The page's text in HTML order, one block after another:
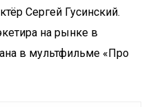
Сергей Гусинский.
на рынке в
в мультфильме «Про